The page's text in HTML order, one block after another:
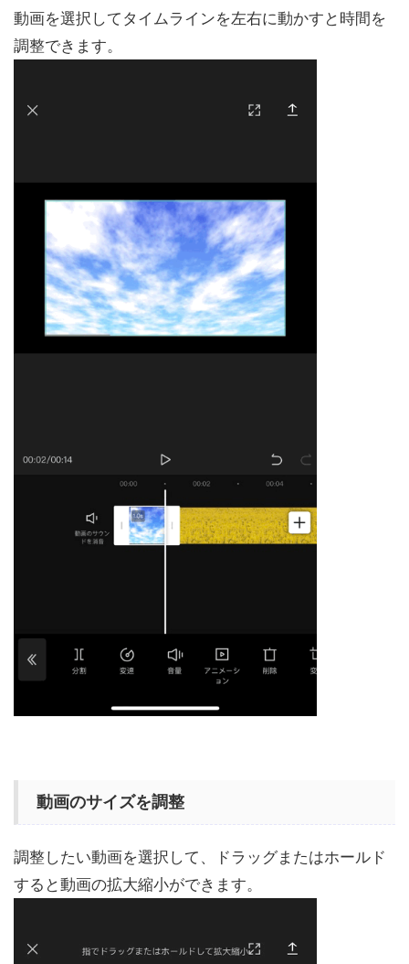
動画を選択してタイムラインを左右に動かすと時間を
調整できます。
動画のサイズを調整
調整したい動画を選択して、ドラッグまたはホールド
すると動画の拡大縮小ができます。